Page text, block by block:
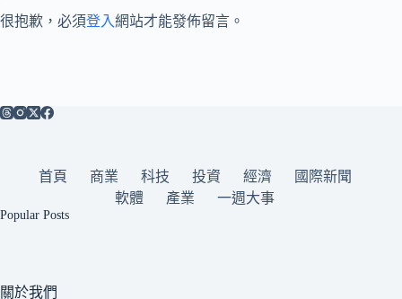
很抱歉，必須登入網站才能發佈留言。
首頁 商業 科技 投資 經濟
國際新聞
軟體
產業 一週大事
Popular Posts
關於我們